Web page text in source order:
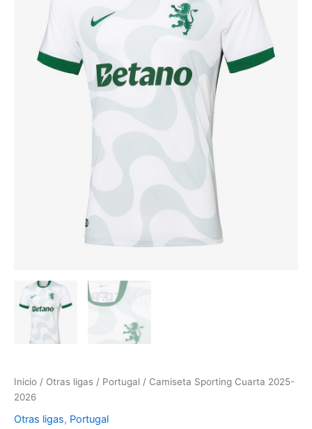
Inicio / Otras ligas / Portugal / Camiseta Sporting Cuarta 2025-
2026
Otras ligas, Portugal